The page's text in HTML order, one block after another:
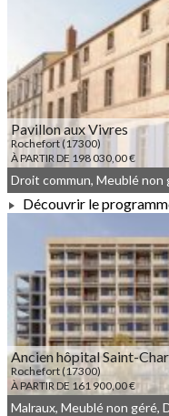
À PARTIR DE 85
Pavillon aux Vivres
Rochefort (17300)
À PARTIR DE 198 030,00 €
À PARTIR DE 198
Droit commun, Meublé non
Découvrir le
Ancien hôpital Saint-
Rochefort (17300)
À PARTIR DE 161 900,00 €
Malraux, Meublé non géré,